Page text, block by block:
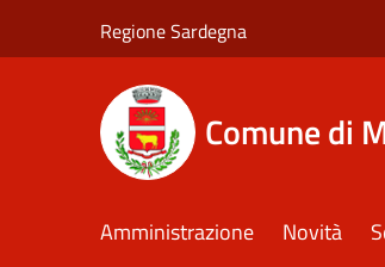
Regione Sardegna
Comune di
Amministrazione Novità